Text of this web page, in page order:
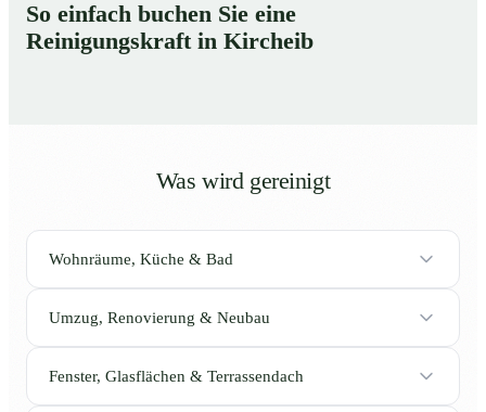
So einfach buchen Sie eine
Reinigungskraft in Kircheib
Was wird gereinigt
Wohnräume, Küche & Bad
Umzug, Renovierung & Neubau
Fenster, Glasflächen & Terrassendach